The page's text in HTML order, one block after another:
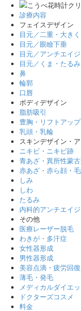
診療内容
フェイスデザイン
目元／二重・大きく
目元／眼瞼下垂
目元／アンチエイ
目元／くま・たるみ
鼻
輪郭
口唇
ボディデザイン
脂肪吸引
豊胸・リフトアップ
乳頭・乳輪
スキンデザイン・
ニキビ・ニキビ跡
青あざ・異所性蒙
赤あざ・赤ら顔・
しみ
しわ
たるみ
内科的アンチエイ
その他
医療レーザー脱毛
わきが・多汗症
女性器形成
男性器形成
美容点滴・疲労回
薄毛・発毛
メディカルダイエッ
ドクターズコスメ
料金